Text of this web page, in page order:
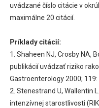
uvádzané číslo citácie v
maximálne 20 citácií.
Príklady citácií:
1. Shaheen NJ, Crosby NA,
publikácií uvádzať riziko
Gastroenterology 2000; 119:
2. Stenestrand U, Wallentin
intenzívnej starostlivosti